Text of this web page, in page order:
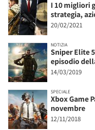
I 10 migliori
strategia,
20/02/2021
NOTIZIA
Sniper Elite
episodio
14/03/2019
SPECIALE
Xbox Game
novembre
12/11/2018